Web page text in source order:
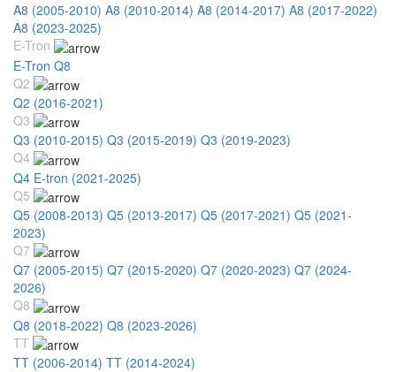
A8 (2005-2010) A8 (2010-2014) A8 (2014-2017) A8 (2017-2022)
A8 (2023-2025)
E-Tron
E-Tron Q8
Q2
Q2 (2016-2021)
Q3
Q3 (2010-2015) Q3 (2015-2019) Q3 (2019-2023)
Q4
Q4 E-tron (2021-2025)
Q5
Q5 (2008-2013) Q5 (2013-2017) Q5 (2017-2021) Q5 (2021-
2023)
Q7
Q7 (2005-2015) Q7 (2015-2020) Q7 (2020-2023) Q7 (2024-
2026)
Q8
Q8 (2018-2022) Q8 (2023-2026)
TT
TT (2006-2014) TT (2014-2024)